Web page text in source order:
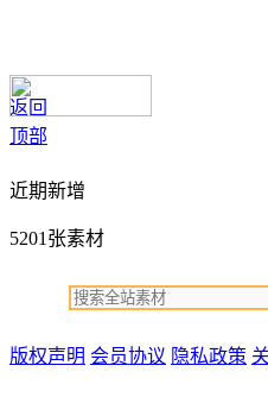
返回
顶部
近期新增
5201张素材
版权声明 会员协议 隐私政策